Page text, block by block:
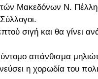
Μακεδόνων Ν.
σιγή και θα γίνει
απάνθισμα
η χορωδία του